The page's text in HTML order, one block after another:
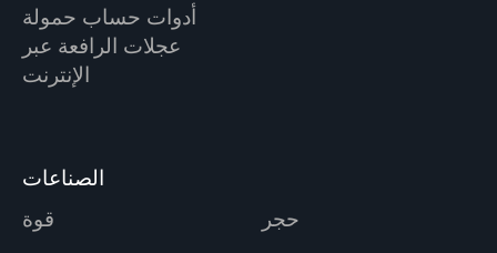
أدوات حساب حمولة
عجلات الرافعة عبر
الإنترنت
الصناعات
قوة
حجر